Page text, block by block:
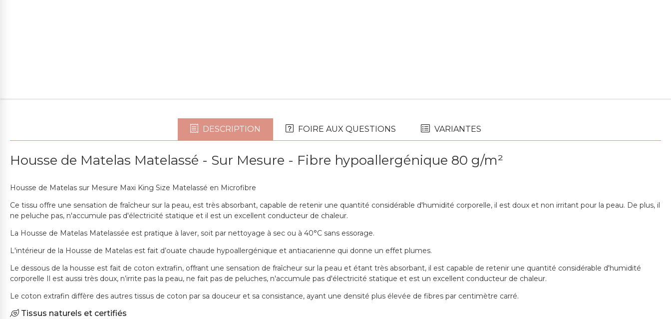
CHOISISSEZ LES OPTIONS
Oreiller Fill-Ball En Microfibre
CHOISISSEZ LES OPTIONS
DESCRIPTION FOIRE AUX QUESTIONS VARIANTES
Housse de Matelas Matelassé - Sur Mesure - Fibre hypoallergénique 80 g/m²
Housse de Matelas sur Mesure Maxi King Size Matelassé en Microfibre
Ce tissu offre une sensation de fraîcheur sur la peau, est très absorbant, capable de retenir une quantité considérable d'humidité corporelle, il est doux et non irritant pour la peau. De plus, il
ne peluche pas, n'accumule pas d'électricité statique et il est un excellent conducteur de chaleur.
La Housse de Matelas Matelassée est pratique à laver, soit par nettoyage à sec ou à 40°C sans essorage.
L'intérieur de la Housse de Matelas est fait d’ouate chaude hypoallergénique et antiacarienne qui donne un effet plumes.
Le dessous de la housse est fait de coton extrafin, offrant une sensation de fraîcheur sur la peau et étant très absorbant, il est capable de retenir une quantité considérable d'humidité
corporelle Il est aussi très doux, n’irrite pas la peau, ne fait pas de peluches, n'accumule pas d'électricité statique et est un excellent conducteur de chaleur.
Le coton extrafin diffère des autres tissus de coton par sa douceur et sa consistance, ayant une densité plus élevée de fibres par centimètre carré.
Tissus naturels et certifiés